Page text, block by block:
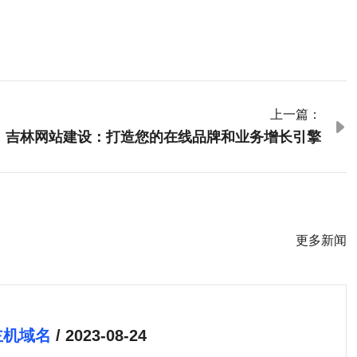
上一篇：
吉林网站建设：打造您的在线品牌和业务增长引擎

更多新闻
域名 / 2023-08-24